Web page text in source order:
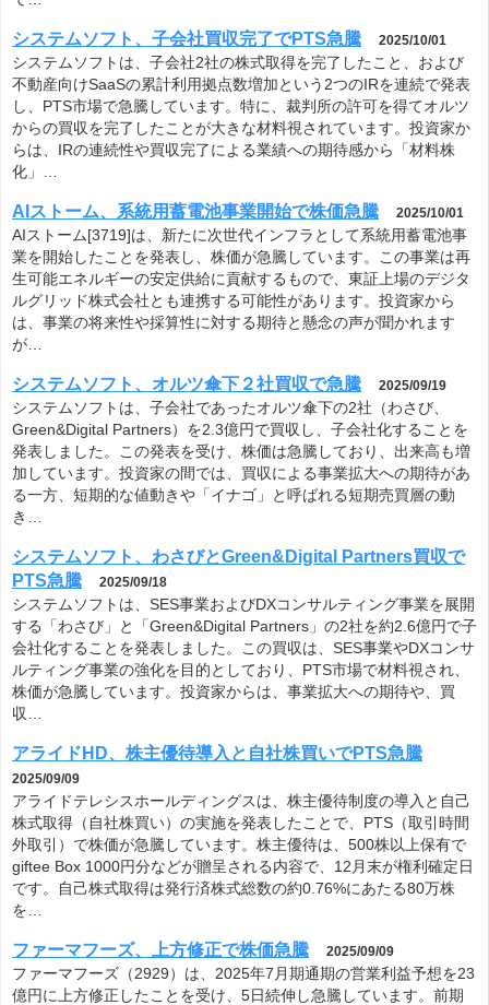
システムソフト、子会社買収完了でPTS急騰 2025/10/01
システムソフトは、子会社2社の株式取得を完了したこと、および
不動産向けSaaSの累計利用拠点数増加という2つのIRを連続で発表
し、PTS市場で急騰しています。特に、裁判所の許可を得てオルツ
からの買収を完了したことが大きな材料視されています。投資家か
らは、IRの連続性や買収完了による業績への期待感から「材料株
化」…
AIストーム、系統用蓄電池事業開始で株価急騰 2025/10/01
AIストーム[3719]は、新たに次世代インフラとして系統用蓄電池事
業を開始したことを発表し、株価が急騰しています。この事業は再
生可能エネルギーの安定供給に貢献するもので、東証上場のデジタ
ルグリッド株式会社とも連携する可能性があります。投資家から
は、事業の将来性や採算性に対する期待と懸念の声が聞かれます
が…
システムソフト、オルツ傘下２社買収で急騰 2025/09/19
システムソフトは、子会社であったオルツ傘下の2社（わさび、
Green&Digital Partners）を2.3億円で買収し、子会社化することを
発表しました。この発表を受け、株価は急騰しており、出来高も増
加しています。投資家の間では、買収による事業拡大への期待があ
る一方、短期的な値動きや「イナゴ」と呼ばれる短期売買層の動
き…
システムソフト、わさびとGreen&Digital Partners買収で
PTS急騰
2025/09/18
システムソフトは、SES事業およびDXコンサルティング事業を展開
する「わさび」と「Green&Digital Partners」の2社を約2.6億円で子
会社化することを発表しました。この買収は、SES事業やDXコンサ
ルティング事業の強化を目的としており、PTS市場で材料視され、
株価が急騰しています。投資家からは、事業拡大への期待や、買
収…
アライドHD、株主優待導入と自社株買いでPTS急騰
2025/09/09
アライドテレシスホールディングスは、株主優待制度の導入と自己
株式取得（自社株買い）の実施を発表したことで、PTS（取引時間
外取引）で株価が急騰しています。株主優待は、500株以上保有で
giftee Box 1000円分などが贈呈される内容で、12月末が権利確定日
です。自己株式取得は発行済株式総数の約0.76%にあたる80万株
を…
ファーマフーズ、上方修正で株価急騰 2025/09/09
ファーマフーズ（2929）は、2025年7月期通期の営業利益予想を23
億円に上方修正したことを受け、5日続伸し急騰しています。前期